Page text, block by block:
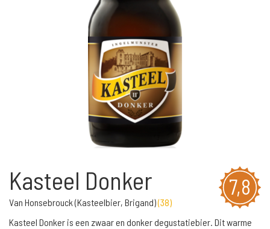
7,8
Kasteel Donker
Van Honsebrouck (Kasteelbier, Brigand)(38)
Kasteel Donker is een zwaar en donker degustatiebier. Dit warme